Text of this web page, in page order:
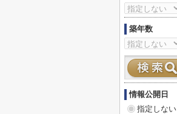
築年数
情報公開日
指定しない